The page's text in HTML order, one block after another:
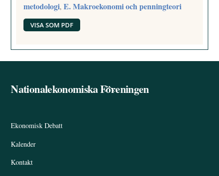
metodologi,E. Makroekonomi och penningteori
VISA SOM PDF
Back
Nationalekonomiska Föreningen
Ekonomisk Debatt
Kalender
Kontakt